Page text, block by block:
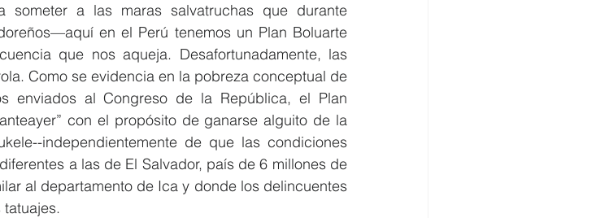
someter a las maras salvatruchas que durante
en el Perú tenemos un Plan Boluarte
que nos aqueja. Desafortunadamente, las
Como se evidencia en la pobreza conceptual de
enviados al Congreso de la República, el Plan
con el propósito de ganarse alguito de la
independientemente de que las condiciones
a las de El Salvador, país de 6 millones de
al departamento de Ica y donde los delincuentes
tatuajes.